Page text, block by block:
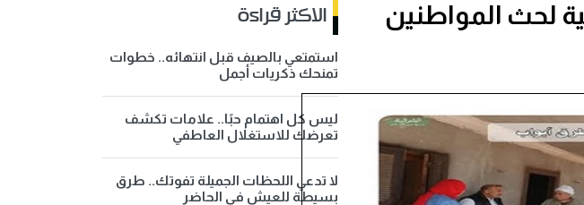
لحث المواطنين
الاكثر قراءة
استمتعي بالصيف قبل انتهائه.. خطوات
تمنحك ذكريات أجمل
ليس كل اهتمام حبًا.. علامات تكشف
تعرضك للاستغلال العاطفي
لا تدعي اللحظات الجميلة تفوتك.. طرق
بسيطة للعيش في الحاضر